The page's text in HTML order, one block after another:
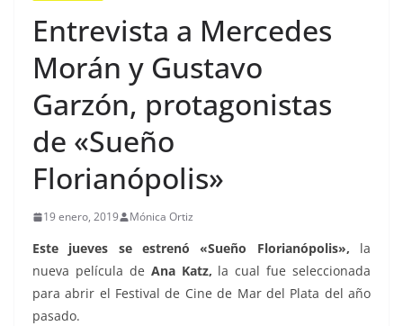
Entrevista a Mercedes
Morán y Gustavo
Garzón, protagonistas
de «Sueño
Florianópolis»
19 enero, 2019 Mónica Ortiz
Este jueves se estrenó «Sueño Florianópolis», la
nueva película de Ana Katz, la cual fue seleccionada
para abrir el Festival de Cine de Mar del Plata del año
pasado.